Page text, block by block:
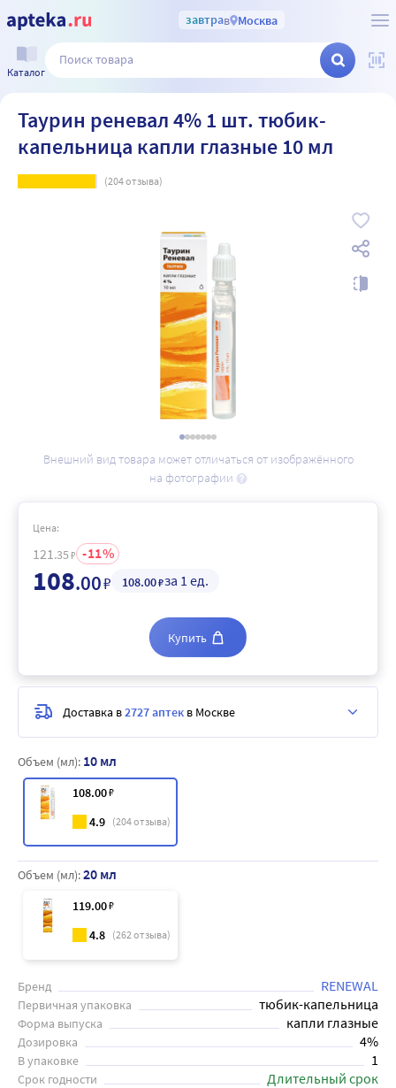
завтрав Москва
Каталог
Таурин реневал 4% 1 шт. тюбик-
капельница капли глазные 10 мл
(204отзыва)
Внешний вид товара может отличаться от изображённого
на фотографии
Объем (мл): 10 мл
108.00₽
4.9 (204отзыва)
Объем (мл):20 мл
119.00₽
4.8 (262отзыва)
Бренд RENEWAL
Первичная упаковка тюбик-капельница
Форма выпуска капли глазные
Дозировка 4%
В упаковке 1
Срок годности Длительный срок
Цена:
121 .35 ₽ 11
108.00₽ 108.00₽за 1 ед.
Купить
Доставка в2727 аптек в Москве